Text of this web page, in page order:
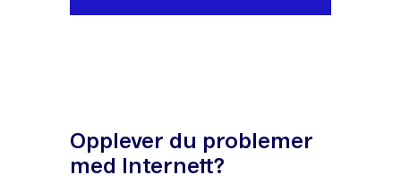
Opplever du problemer
med Internett?